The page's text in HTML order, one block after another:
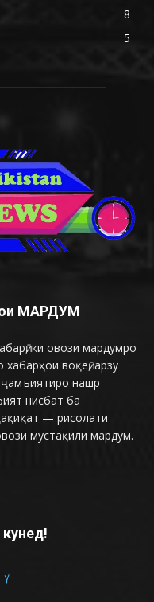
8
5
МАРДУМ
ки овози мардумро
воқеӣ, арзу
нашр
нисбат ба
— рисолати
мустақили мардум.